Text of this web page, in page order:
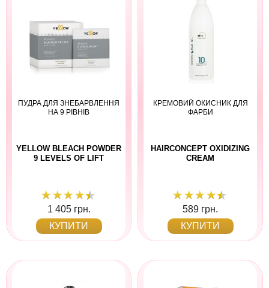
ПУДРА ДЛЯ ЗНЕБАРВЛЕННЯ
НА 9 РІВНІВ
YELLOW BLEACH POWDER
9 LEVELS OF LIFT
1 405 грн.
КУПИТИ
КРЕМОВИЙ ОКИСНИК ДЛЯ
ФАРБИ
HAIRCONCEPT OXIDIZING
CREAM
589 грн.
КУПИТИ